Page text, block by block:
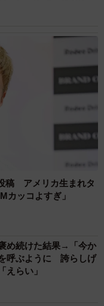
稿 アメリカ生まれタ
カッコよすぎ」
め続けた結果→「今か
呼ぶように 誇らしげ
えらい」